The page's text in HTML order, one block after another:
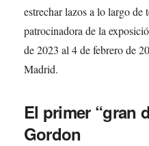
estrechar lazos a lo largo
patrocinadora de la
de 2023 al 4 de febrero de
Madrid.
El primer “gran
Gordon